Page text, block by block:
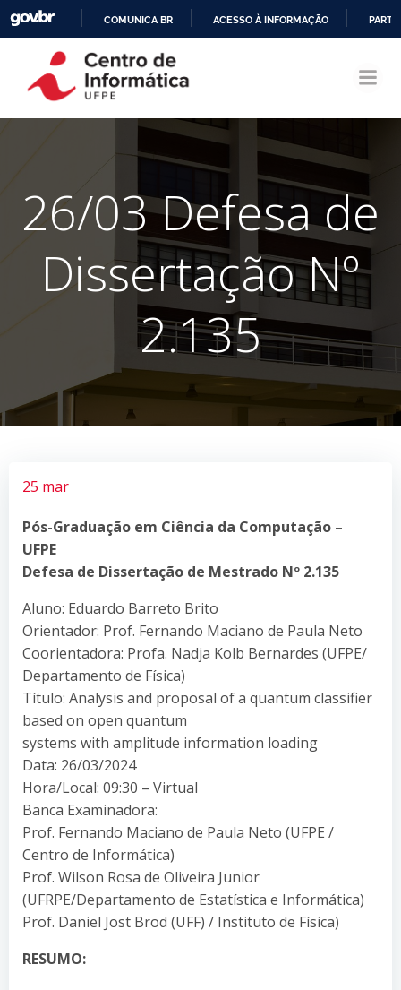
CONTEÚDO
COMUNICA BR ACESSO À INFORMAÇÃO
26/03 Defesa de
Dissertação Nº
2.135
25 mar
Pós-Graduação em Ciência da Computação –
UFPE
Defesa de Dissertação de Mestrado Nº 2.135
Aluno: Eduardo Barreto Brito
Orientador: Prof. Fernando Maciano de Paula Neto
Coorientadora: Profa. Nadja Kolb Bernardes (UFPE/
Departamento de Física)
Título: Analysis and proposal of a quantum classifier
based on open quantum
systems with amplitude information loading
Data: 26/03/2024
Hora/Local: 09:30 – Virtual
Banca Examinadora:
Prof. Fernando Maciano de Paula Neto (UFPE /
Centro de Informática)
Prof. Wilson Rosa de Oliveira Junior
(UFRPE/Departamento de Estatística e Informática)
Prof. Daniel Jost Brod (UFF) / Instituto de Física)
RESUMO: